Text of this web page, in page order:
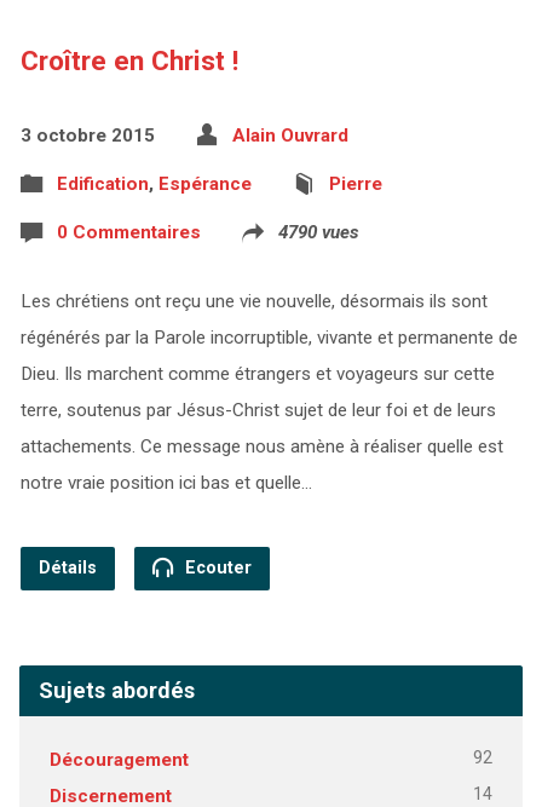
Croître en Christ !
3 octobre 2015 Alain Ouvrard
Edification, Espérance Pierre
0 Commentaires 4790 vues
Les chrétiens ont reçu une vie nouvelle, désormais ils sont
régénérés par la Parole incorruptible, vivante et permanente de
Dieu. Ils marchent comme étrangers et voyageurs sur cette
terre, soutenus par Jésus-Christ sujet de leur foi et de leurs
attachements. Ce message nous amène à réaliser quelle est
notre vraie position ici bas et quelle…
Détails Ecouter
Sujets abordés
Découragement 92
Discernement 14